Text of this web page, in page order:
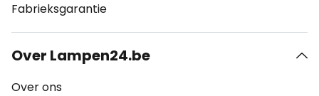
Fabrieksgarantie
Over Lampen24.be
Over ons